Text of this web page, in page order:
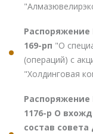
Распоряжение
169-рп "О
(операций) с
"Холдинговая
Распоряжение
1176-р О
состав